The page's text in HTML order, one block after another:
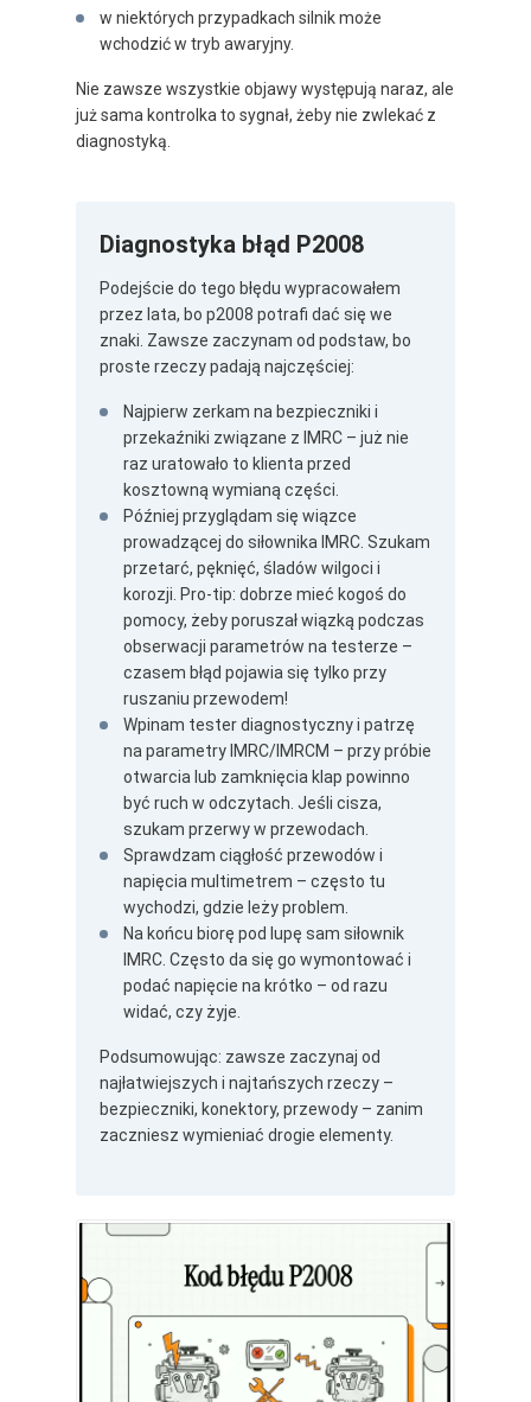
w niektórych przypadkach silnik może
wchodzić w tryb awaryjny.
Nie zawsze wszystkie objawy występują naraz, ale
już sama kontrolka to sygnał, żeby nie zwlekać z
diagnostyką.
Diagnostyka błąd P2008
Podejście do tego błędu wypracowałem
przez lata, bo p2008 potrafi dać się we
znaki. Zawsze zaczynam od podstaw, bo
proste rzeczy padają najczęściej:
Najpierw zerkam na bezpieczniki i
przekaźniki związane z IMRC – już nie
raz uratowało to klienta przed
kosztowną wymianą części.
Później przyglądam się wiązce
prowadzącej do siłownika IMRC. Szukam
przetarć, pęknięć, śladów wilgoci i
korozji. Pro-tip: dobrze mieć kogoś do
pomocy, żeby poruszał wiązką podczas
obserwacji parametrów na testerze –
czasem błąd pojawia się tylko przy
ruszaniu przewodem!
Wpinam tester diagnostyczny i patrzę
na parametry IMRC/IMRCM – przy próbie
otwarcia lub zamknięcia klap powinno
być ruch w odczytach. Jeśli cisza,
szukam przerwy w przewodach.
Sprawdzam ciągłość przewodów i
napięcia multimetrem – często tu
wychodzi, gdzie leży problem.
Na końcu biorę pod lupę sam siłownik
IMRC. Często da się go wymontować i
podać napięcie na krótko – od razu
widać, czy żyje.
Podsumowując: zawsze zaczynaj od
najłatwiejszych i najtańszych rzeczy –
bezpieczniki, konektory, przewody – zanim
zaczniesz wymieniać drogie elementy.